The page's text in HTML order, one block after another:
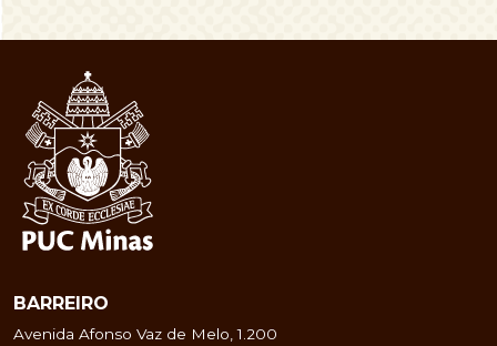
BARREIRO
Avenida Afonso Vaz de Melo, 1.200